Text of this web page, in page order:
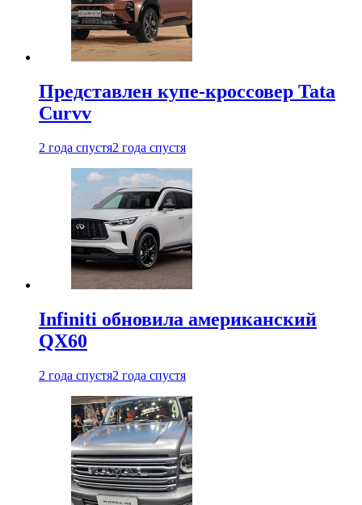
Представлен купе-кроссовер Tata
Curvv
2 года спустя2 года спустя
Infiniti обновила американский
QX60
2 года спустя2 года спустя